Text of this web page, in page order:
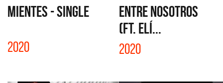
MIENTES - SINGLE
2020
ENTRE NOSOTROS
(FT. ELÍ...
2020